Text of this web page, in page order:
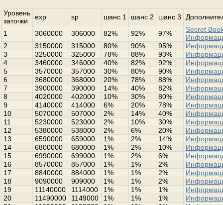
Уровень
заточки
exp sp шанс 1 шанс 2 шанс 3
1 3060000 306000 82% 92% 97%
Secret
2
3150000 315000 80% 90% 95%
3
3250000 325000 78% 88% 93%
4
3460000 346000 40% 82% 92%
5
3570000 357000 30% 80% 90%
6
3680000 368000 20% 78% 88%
7
3900000 390000 14% 40% 82%
8
4020000 402000 10% 30% 80%
9
4140000 414000 6% 20% 78%
10
5070000 507000 2% 14% 40%
11
5230000 523000 2% 10% 30%
12
5380000 538000 2% 6% 20%
13
6590000 659000 1% 2% 14%
14
6800000 680000 1% 2% 10%
15
6990000 699000 1% 2% 6%
16
8570000 857000 1% 1% 2%
17
8840000 884000 1% 1% 2%
18
9090000 909000 1% 1% 2%
19
11140000 1114000 1% 1% 1%
20
11490000 1149000 1% 1% 1%